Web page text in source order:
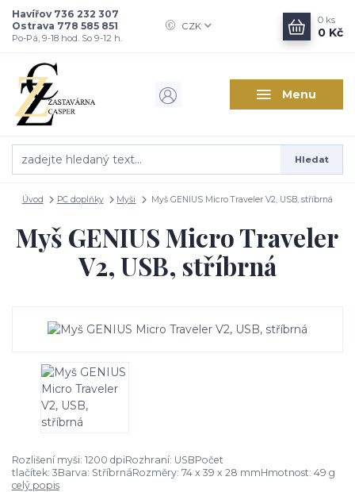
Menu
CZK
Hledat
Havířov 736 232 307
Ostrava 778 585 851
Po-Pá, 9-18 hod. So 9-12 h.
0 ks
0 Kč
Úvod PC doplňky Myši Myš GENIUS Micro Traveler V2, USB, stříbrná
Myš GENIUS Micro Traveler
V2, USB, stříbrná
Rozlišení myši: 1200 dpiRozhraní: USBPočet
tlačítek: 3Barva: StříbrnáRozměry: 74 x 39 x 28 mmHmotnost: 49 g
celý popis